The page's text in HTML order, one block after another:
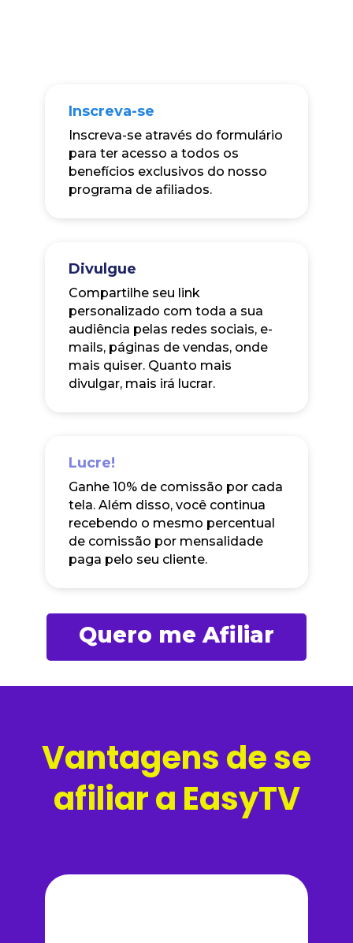
Inscreva-se
Inscreva-se através do formulário
para ter acesso a todos os
benefícios exclusivos do nosso
programa de afiliados.
Divulgue
Compartilhe seu link
personalizado com toda a sua
audiência pelas redes sociais, e-
mails, páginas de vendas, onde
mais quiser. Quanto mais
divulgar, mais irá lucrar.
Lucre!
Ganhe 10% de comissão por cada
tela. Além disso, você continua
recebendo o mesmo percentual
de comissão por mensalidade
paga pelo seu cliente.
Quero me Afiliar
Vantagens de se
afiliar a EasyTV